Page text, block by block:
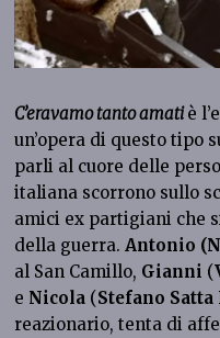
C’eravamo tanto amatiè
un’opera di questo tipo
parli al cuore delle
italiana scorrono sullo
amici ex partigiani che
della guerra. Antonio
al San Camillo, Gianni (
e Nicola (Stefano Satta
reazionario, tenta di